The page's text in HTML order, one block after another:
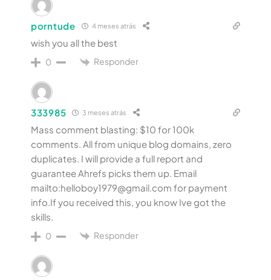
porntude 4 meses atrás
wish you all the best
0 Responder
333985 3 meses atrás
Mass comment blasting: $10 for 100k
comments. All from unique blog domains, zero
duplicates. I will provide a full report and
guarantee Ahrefs picks them up. Email
mailto:helloboy1979@gmail.com for payment
info.If you received this, you know Ive got the
skills.
0 Responder